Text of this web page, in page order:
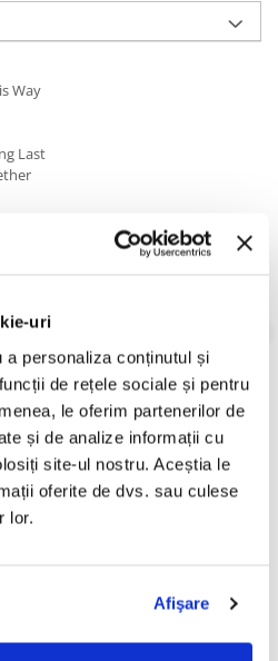
uri
a personaliza conținutul și
de rețele sociale și pentru
le oferim partenerilor de
și de analize informații cu
site-ul nostru. Aceștia le
oferite de dvs. sau culese
lor.
Afişare
Way
Last
or M-)
Delia - Flex (Gray Storm